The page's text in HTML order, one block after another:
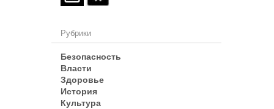
Рубрики
Безопасность
Власти
Здоровье
История
Культура